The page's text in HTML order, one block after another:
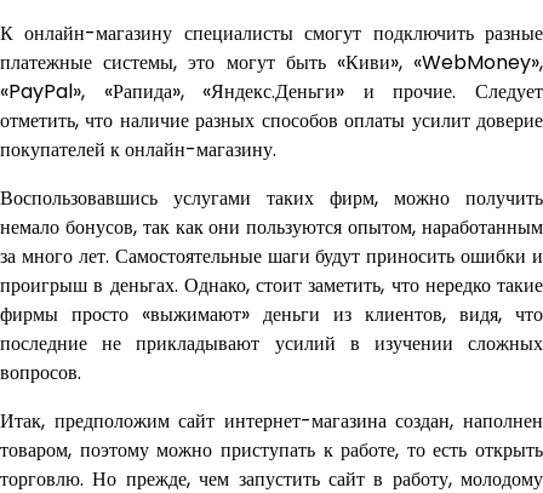
К онлайн-магазину специалисты смогут подключить разные
платежные системы, это могут быть «Киви», «WebMoney»,
«PayPal», «Рапида», «Яндекс.Деньги» и прочие. Следует
отметить, что наличие разных способов оплаты усилит доверие
покупателей к онлайн-магазину.
Воспользовавшись услугами таких фирм, можно получить
немало бонусов, так как они пользуются опытом, наработанным
за много лет. Самостоятельные шаги будут приносить ошибки и
проигрыш в деньгах. Однако, стоит заметить, что нередко такие
фирмы просто «выжимают» деньги из клиентов, видя, что
последние не прикладывают усилий в изучении сложных
вопросов.
Итак, предположим сайт интернет-магазина создан, наполнен
товаром, поэтому можно приступать к работе, то есть открыть
торговлю. Но прежде, чем запустить сайт в работу, молодому